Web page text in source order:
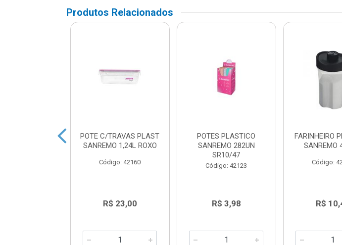
Produtos Relacionados
POTE C/TRAVAS PLAST
SANREMO 1,24L ROXO
Código: 42160
R$ 23,00
POTES PLASTICO
SANREMO 282UN
SR10/47
Código: 42123
R$ 3,98
FARINHEIRO
SANREMO
Código:
R$